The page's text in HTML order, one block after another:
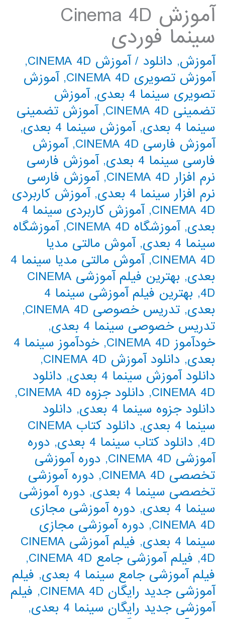
آموزش Cinema 4D
سینما فوردی
آموزش, دانلود /آموزش CINEMA 4D
,
آموزش تصویری CINEMA 4D
,آموزش
تصویری سینما 4 بعدی
,آموزش
تضمینی CINEMA 4D
,آموزش تضمینی
سینما 4 بعدی
,آموزش سینما 4 بعدی
,
آموزش فارسی CINEMA 4D
,آموزش
فارسی سینما 4 بعدی
,آموزش فارسی
نرم افزار CINEMA 4D
,آموزش فارسی
نرم افزار سینما 4 بعدی
,آموزش کاربردی
CINEMA 4D
,
آموزش کاربردی سینما 4
بعدی,آموزشگاه CINEMA 4D ,آموزشگاه
سینما 4 بعدی
,آموش مالتی مدیا
CINEMA 4D
,
آموش مالتی مدیا سینما 4
بعدی,
بهترین فیلم آموزشی CINEMA
4D
,
بهترین فیلم آموزشی سینما 4
بعدی, تدریس خصوصی CINEMA 4D
,
تدریس خصوصی سینما 4 بعدی
,
خودآموز CINEMA 4D
,
خودآموز سینما 4
بعدی, دانلود آموزش CINEMA 4D
,
دانلود آموزش سینما 4 بعدی
, دانلود
CINEMA 4D
, دانلود جزوه CINEMA 4D
,
دانلود جزوه سینما 4 بعدی
, دانلود
سینما 4 بعدی
,
دانلود کتاب CINEMA
4D
, دانلود کتاب سینما 4 بعدی , دوره
آموزشی CINEMA 4D
, دوره آموزشی
تخصصی CINEMA 4D
, دوره آموزشی
تخصصی سینما 4 بعدی
, دوره آموزشی
سینما 4 بعدی
, دوره آموزشی مجازی
CINEMA 4D
, دوره آموزشی مجازی
سینما 4 بعدی
,
فیلم آموزشی CINEMA
4D
, فیلم آموزشی جامع CINEMA 4D
,
فیلم آموزشی جامع سینما 4 بعدی
, فیلم
آموزشی جدید رایگان CINEMA 4D
, فیلم
آموزشی جدید رایگان سینما 4 بعدی
,